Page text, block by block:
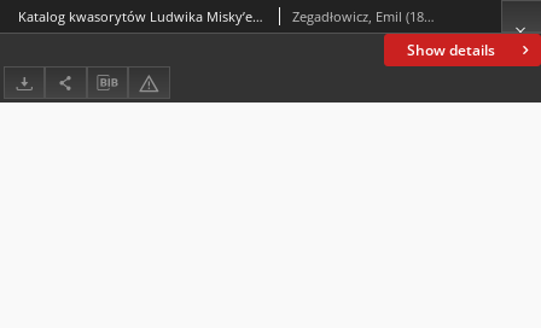
Show details
Katalog kwasorytów Ludwika Misky’ego znajdujących się w zbiorze gorzeńskim Emila Zegadłowicza Zegadłowicz, Emil (1888-1941)